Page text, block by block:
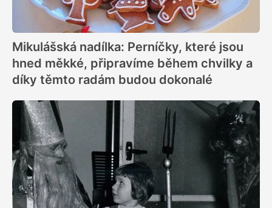
Mikulášská nadílka: Perníčky, které jsou
hned měkké, připravíme během chvilky a
díky těmto radám budou dokonalé